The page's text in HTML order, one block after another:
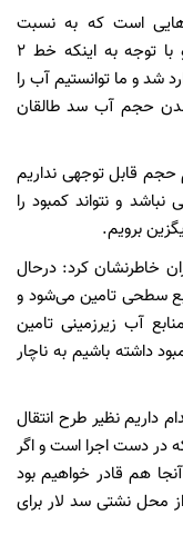
است که به نسبت
سدهای دیگر از حجم بهتری برخوردار است و با توجه به اینکه خط ۲
شد و ما توانستیم آب را
شدن حجم آب سد طالقان
قابل توجهی نداریم
و نتواند کمبود را
برویم.
خاطرنشان کرد: درحال
منابع سطحی تامین می‌شود و
از منابع آب زیرزمینی تامین
داشته باشیم به ناچار
نظیر طرح انتقال
در دست اجرا است و اگر
هم قادر خواهیم بود
آب را از محل نشتی سد لار برای